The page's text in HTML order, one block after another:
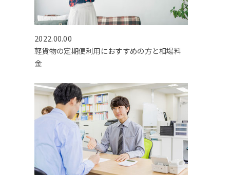
2022.00.00
軽貨物の定期便利用におすすめの方と相場料
金